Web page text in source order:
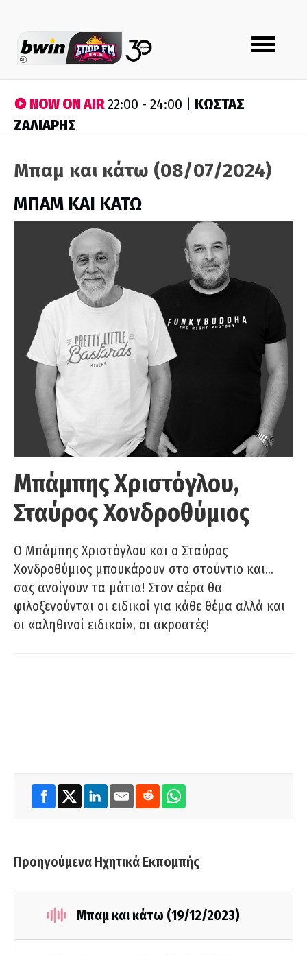
Toggle
navigation
NOW ON AIR22:00 - 24:00 | ΚΩΣΤΑΣ
ΖΑΛΙΑΡΗΣ
Μπαμ και κάτω (08/07/2024)
ΜΠΑΜ ΚΑΙ ΚΑΤΩ
Μπάμπης Χριστόγλου,
Σταύρος Χονδροθύμιος
O Μπάμπης Χριστόγλου και ο Σταύρος
Χονδροθύμιος μπουκάρουν στο στούντιο και…
σας ανοίγουν τα μάτια! Στον αέρα θα
φιλοξενούνται οι ειδικοί για κάθε θέμα αλλά και
οι «αληθινοί ειδικοί», οι ακροατές!
Προηγούμενα Ηχητικά Εκπομπής
Μπαμ και κάτω (19/12/2023)